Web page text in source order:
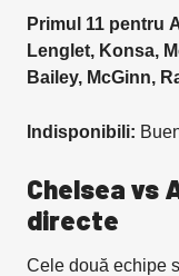
Primul 11 pentru
Lenglet, Konsa,
Bailey, McGinn,
Indisponibili:
Chelsea vs
directe
Cele două echipe